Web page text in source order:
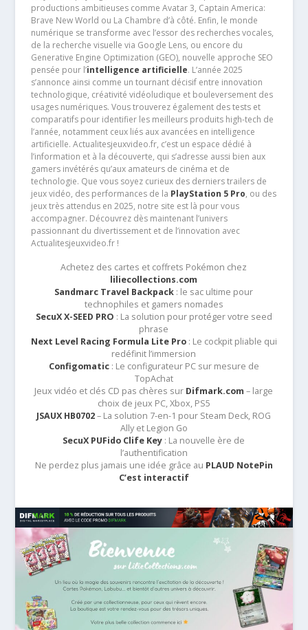
productions ambitieuses comme Avatar 3, Captain America:
Brave New World ou La Chambre d’à côté. Enfin, le monde
numérique se transforme avec l’essor des recherches vocales,
de la recherche visuelle via Google Lens, ou encore du
Generative Engine Optimization (GEO), nouvelle approche SEO
pensée pour l’intelligence artificielle. L’année 2025
s’annonce ainsi comme un tournant décisif entre innovation
technologique, créativité vidéoludique et bouleversement des
usages numériques. Vous trouverez également des tests et
comparatifs pour identifier les meilleurs produits high-tech de
l’année, notamment ceux liés aux avancées en intelligence
artificielle. Actualitesjeuxvideo.fr, c’est un espace dédié à
l’information et à la découverte, qui s’adresse aussi bien aux
gamers invétérés qu’aux amateurs de cinéma et de
technologie. Que vous soyez curieux des derniers trailers de
jeux vidéo, des performances de la PlayStation 5 Pro, ou des
jeux très attendus en 2025, notre site est là pour vous
accompagner. Découvrez dès maintenant l’univers
passionnant du divertissement et de l’innovation avec
Actualitesjeuxvideo.fr !
Achetez des cartes et coffrets Pokémon chez
liliecollections.com
Sandmarc Travel Backpack : le sac ultime pour
technophiles et gamers nomades
SecuX X-SEED PRO : La solution pour protéger votre seed
phrase
Next Level Racing Formula Lite Pro: Le cockpit pliable qui
redéfinit l’immersion
Configomatic: Le configurateur PC sur mesure de
TopAchat
Jeux vidéo et clés CD pas chères sur Difmark.com – large
choix de jeux PC, Xbox, PS5
JSAUX HB0702– La solution 7-en-1 pour Steam Deck, ROG
Ally et Legion Go
SecuX PUFido Clife Key : La nouvelle ère de
l’authentification
Ne perdez plus jamais une idée grâce au PLAUD NotePin
C’est interactif